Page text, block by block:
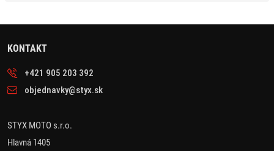
KONTAKT
+421 905 203 392
objednavky@styx.sk
STYX MOTO s.r.o.
Hlavná 1405